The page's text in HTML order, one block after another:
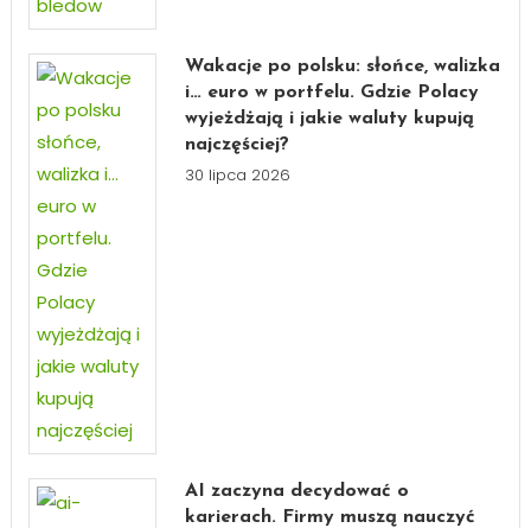
Wakacje po polsku: słońce, walizka
i… euro w portfelu. Gdzie Polacy
wyjeżdżają i jakie waluty kupują
najczęściej?
30 lipca 2026
AI zaczyna decydować o
karierach. Firmy muszą nauczyć